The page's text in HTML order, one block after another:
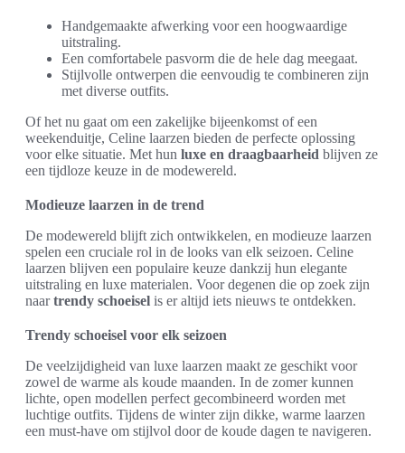
Handgemaakte afwerking voor een hoogwaardige
uitstraling.
Een comfortabele pasvorm die de hele dag meegaat.
Stijlvolle ontwerpen die eenvoudig te combineren zijn
met diverse outfits.
Of het nu gaat om een zakelijke bijeenkomst of een
weekenduitje, Celine laarzen bieden de perfecte oplossing
voor elke situatie. Met hun luxe en draagbaarheid blijven ze
een tijdloze keuze in de modewereld.
Modieuze laarzen in de trend
De modewereld blijft zich ontwikkelen, en modieuze laarzen
spelen een cruciale rol in de looks van elk seizoen. Celine
laarzen blijven een populaire keuze dankzij hun elegante
uitstraling en luxe materialen. Voor degenen die op zoek zijn
naartrendy schoeisel is er altijd iets nieuws te ontdekken.
Trendy schoeisel voor elk seizoen
De veelzijdigheid van luxe laarzen maakt ze geschikt voor
zowel de warme als koude maanden. In de zomer kunnen
lichte, open modellen perfect gecombineerd worden met
luchtige outfits. Tijdens de winter zijn dikke, warme laarzen
een must-have om stijlvol door de koude dagen te navigeren.